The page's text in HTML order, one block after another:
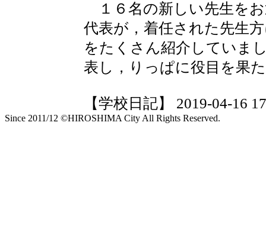
１６名の新しい先生を
代表が，着任された先生
をたくさん紹介していま
表し，りっぱに役目を果
【学校日記】 2019-04-16
Since 2011/12 ©HIROSHIMA City All Rights Reserved.